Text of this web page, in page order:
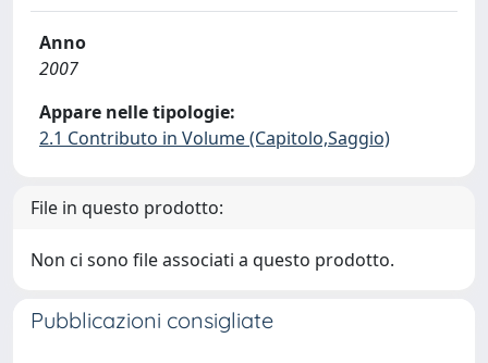
Anno
2007
Appare nelle tipologie:
2.1 Contributo in Volume (Capitolo,Saggio)
File in questo prodotto:
Non ci sono file associati a questo prodotto.
Pubblicazioni consigliate